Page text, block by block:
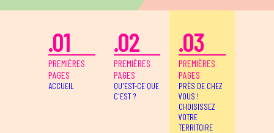
.01
PREMIÈRES
PAGES
ACCUEIL
.02
PREMIÈRES
PAGES
QU'EST-CE QUE
C'EST ?
.03
PREMIÈRES
PAGES
PRÈS DE CHEZ
VOUS !
CHOISISSEZ
VOTRE
TERRITOIRE